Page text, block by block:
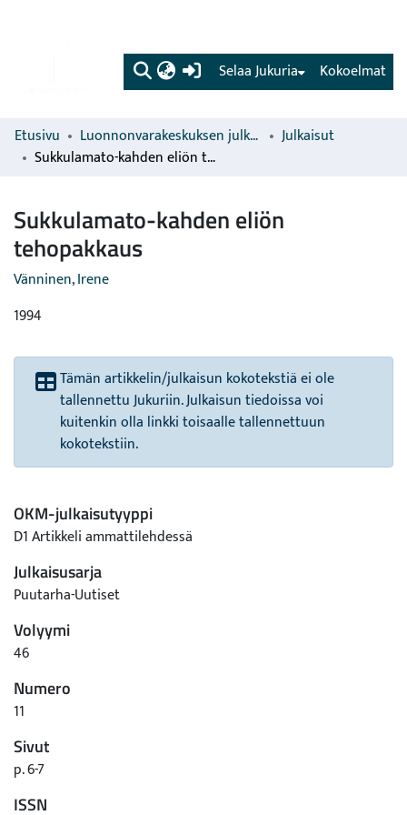
(current) Kokoelmat
Selaa Jukuria
Etusivu Luonnonvarakeskuksen julkaisut
Julkaisut
Sukkulamato-kahden eliön tehopakkaus
Sukkulamato-kahden eliön
tehopakkaus
Vänninen, Irene
1994
Tämän artikkelin/julkaisun kokotekstiä ei ole
tallennettu Jukuriin. Julkaisun tiedoissa voi
kuitenkin olla linkki toisaalle tallennettuun
kokotekstiin.
OKM-julkaisutyyppi
D1 Artikkeli ammattilehdessä
Julkaisusarja
Puutarha-Uutiset
Volyymi
46
Numero
11
Sivut
p. 6-7
ISSN